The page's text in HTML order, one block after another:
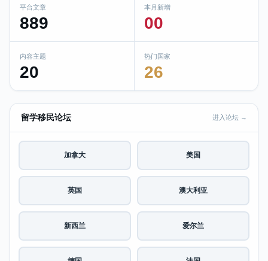
平台文章
889
本月新增
00
内容主题
20
热门国家
26
留学移民论坛 进入论坛 →
加拿大 美国
英国 澳大利亚
新西兰 爱尔兰